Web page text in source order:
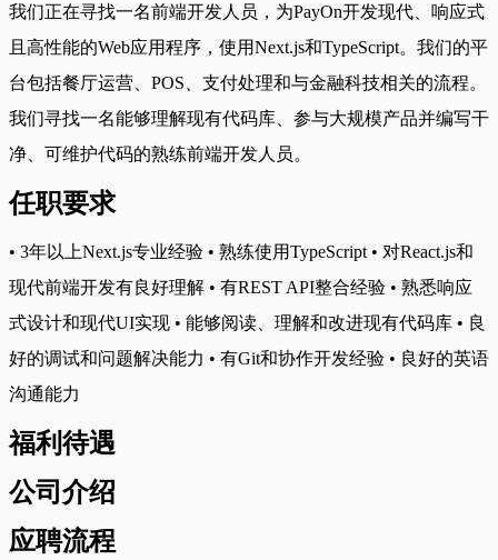
我们正在寻找一名前端开发人员，为PayOn开发现代、响应式
且高性能的Web应用程序，使用Next.js和TypeScript。我们的平
台包括餐厅运营、POS、支付处理和与金融科技相关的流程。
我们寻找一名能够理解现有代码库、参与大规模产品并编写干
净、可维护代码的熟练前端开发人员。
任职要求
• 3年以上Next.js专业经验 • 熟练使用TypeScript • 对React.js和
现代前端开发有良好理解 • 有REST API整合经验 • 熟悉响应
式设计和现代UI实现 • 能够阅读、理解和改进现有代码库 • 良
好的调试和问题解决能力 • 有Git和协作开发经验 • 良好的英语
沟通能力
福利待遇
公司介绍
应聘流程